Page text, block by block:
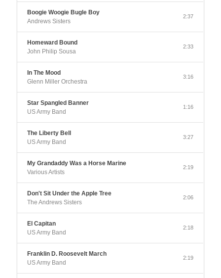
Boogie Woogie Bugle Boy
Andrews Sisters
2:37
Homeward Bound
John Philip Sousa
2:33
In The Mood
Glenn Miller Orchestra
3:16
Star Spangled Banner
US Army Band
1:16
The Liberty Bell
US Army Band
3:27
My Grandaddy Was a Horse Marine
Various Artists
2:19
Don't Sit Under the Apple Tree
The Andrews Sisters
2:06
El Capitan
US Army Band
2:18
Franklin D. Roosevelt March
US Army Band
2:19